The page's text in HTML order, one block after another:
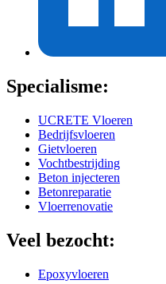
Specialisme:
UCRETE Vloeren
Bedrijfsvloeren
Gietvloeren
Vochtbestrijding
Beton injecteren
Betonreparatie
Vloerrenovatie
Veel bezocht:
Epoxyvloeren